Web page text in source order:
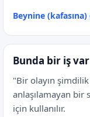
Beynine
Bunda bir iş var
"Bir olayın
anlaşılamayan bir
için kullanılır.